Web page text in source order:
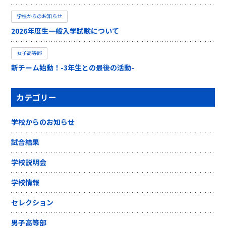
学校からのお知らせ
2026年度生一般入学試験について
女子高等部
新チーム始動！-3年生との最後の活動-
カテゴリー
学校からのお知らせ
試合結果
学校説明会
学校情報
セレクション
男子高等部